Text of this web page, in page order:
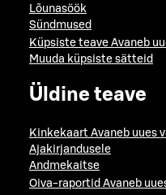
Lõunasöök
Sündmused
Küpsiste teave Avaneb
Muuda küpsiste sätteid
Üldine teave
Kinkekaart Avaneb uues
Ajakirjandusele
Andmekaitse
Oiva-raportid Avaneb